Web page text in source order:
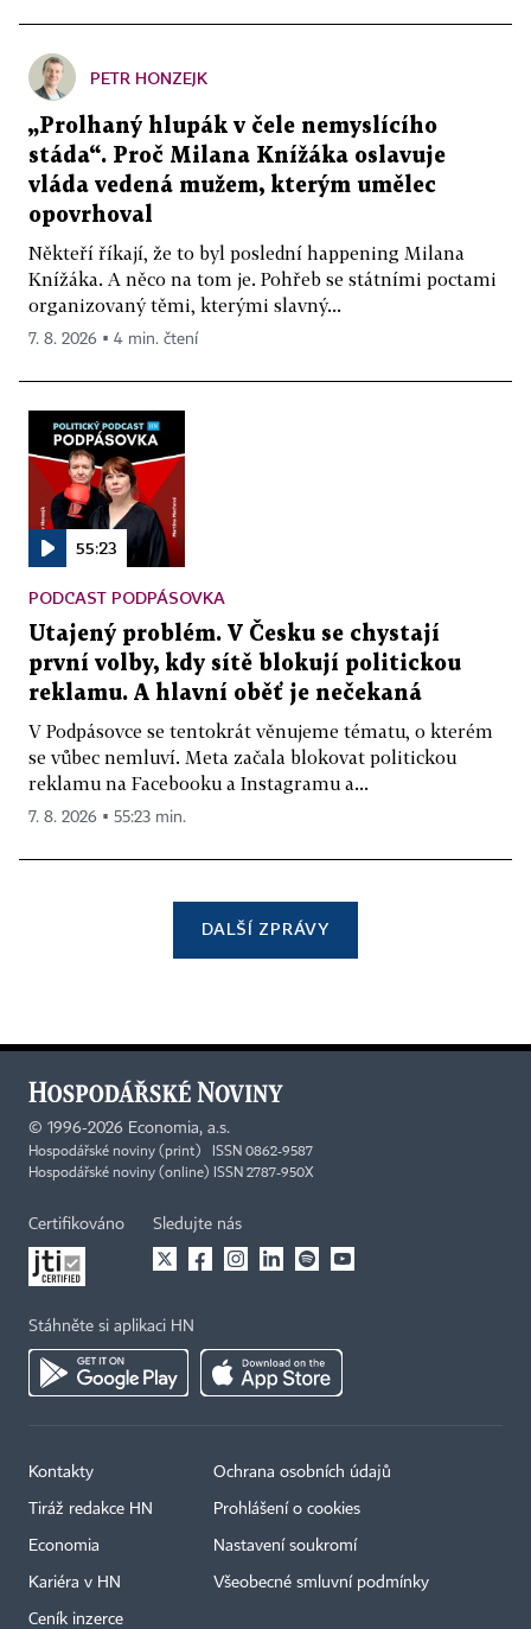
PETR HONZEJK
„Prolhaný hlupák v čele nemyslícího
stáda“. Proč Milana Knížáka oslavuje
vláda vedená mužem, kterým umělec
opovrhoval
Někteří říkají, že to byl poslední happening Milana
Knížáka. A něco na tom je. Pohřeb se státními poctami
organizovaný těmi, kterými slavný...
7. 8. 2026 ▪ 4 min. čtení
55:23
PODCAST PODPÁSOVKA
Utajený problém. V Česku se chystají
první volby, kdy sítě blokují politickou
reklamu. A hlavní oběť je nečekaná
V Podpásovce se tentokrát věnujeme tématu, o kterém
se vůbec nemluví. Meta začala blokovat politickou
reklamu na Facebooku a Instagramu a...
7. 8. 2026 ▪ 55:23 min.
DALŠÍ ZPRÁVY
© 1996-2026 Economia, a.s.
Hospodářské noviny (print) ISSN 0862-9587
Hospodářské noviny (online) ISSN 2787-950X
Certifikováno Sledujte nás
Stáhněte si aplikaci HN
Kontakty
Tiráž redakce HN
Economia
Kariéra v HN
Ceník inzerce
Ochrana osobních údajů
Prohlášení o cookies
Nastavení soukromí
Všeobecné smluvní podmínky